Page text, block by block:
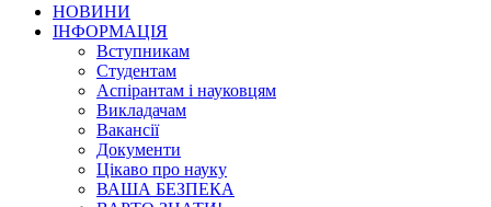
НОВИНИ
ІНФОРМАЦІЯ
Вступникам
Студентам
Аспірантам і науковцям
Викладачам
Вакансії
Документи
Цікаво про науку
ВАША БЕЗПЕКА